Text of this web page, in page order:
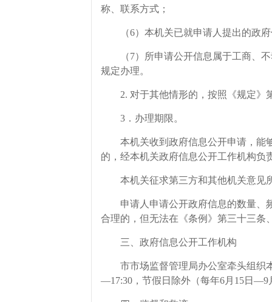
称、联系方式；
（6）本机关已就申请人提出的政府
（7）所申请公开信息属于工商、不
规定办理。
2. 对于其他情形的，按照《规定》
3．办理期限。
本机关收到政府信息公开申请，能够
的，经本机关政府信息公开工作机构负
本机关征求第三方和其他机关意见所
申请人申请公开政府信息的数量、频
合理的，但无法在《条例》第三十三条
三、政府信息公开工作机构
市市场监督管理局办公室牵头组织本
—17:30，节假日除外（每年6月15日—9